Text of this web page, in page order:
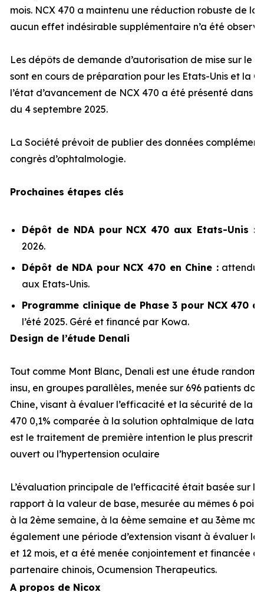
mois. NCX 470 a maintenu une réduction robuste de
aucun effet indésirable supplémentaire n’a été
Les dépôts de demande d’autorisation de mise sur le
sont en cours de préparation pour les Etats-Unis et la
l’état d’avancement de NCX 470 a été présenté dans
du 4 septembre 2025.
La Société prévoit de publier des données
congrès d’ophtalmologie.
Prochaines étapes clés
Dépôt de NDA pour NCX 470 aux Etats-Unis :
2026.
Dépôt de NDA pour NCX 470 en Chine :attendu
aux Etats-Unis.
Programme clinique de Phase 3 pour NCX 470
l’été 2025. Géré et financé par Kowa.
Design de l’étude Denali
Tout comme Mont Blanc, Denali est une étude
insu, en groupes parallèles, menée sur 696 patients
Chine, visant à évaluer l’efficacité et la sécurité de la
470 0,1% comparée à la solution ophtalmique de
est le traitement de première intention le plus prescrit
ouvert ou l’hypertension oculaire
L’évaluation principale de l’efficacité était basée sur
rapport à la valeur de base, mesurée au mêmes 6
à la 2ème semaine, à la 6ème semaine et au 3ème
également une période d’extension visant à évaluer
et 12 mois, et a été menée conjointement et financée
partenaire chinois, Ocumension Therapeutics.
A propos de Nicox